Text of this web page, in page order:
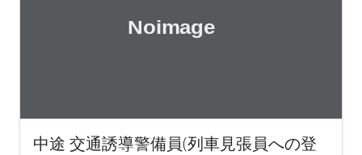
中途 交通誘導警備員(列車見張員への登